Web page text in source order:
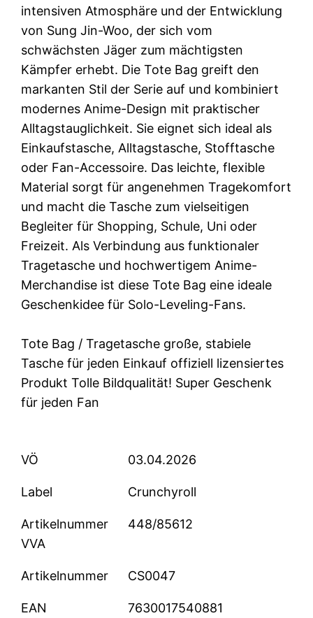
intensiven Atmosphäre und der Entwicklung
von Sung Jin-Woo, der sich vom
schwächsten Jäger zum mächtigsten
Kämpfer erhebt. Die Tote Bag greift den
markanten Stil der Serie auf und kombiniert
modernes Anime-Design mit praktischer
Alltagstauglichkeit. Sie eignet sich ideal als
Einkaufstasche, Alltagstasche, Stofftasche
oder Fan-Accessoire. Das leichte, flexible
Material sorgt für angenehmen Tragekomfort
und macht die Tasche zum vielseitigen
Begleiter für Shopping, Schule, Uni oder
Freizeit. Als Verbindung aus funktionaler
Tragetasche und hochwertigem Anime-
Merchandise ist diese Tote Bag eine ideale
Geschenkidee für Solo-Leveling-Fans.
Tote Bag / Tragetasche große, stabiele
Tasche für jeden Einkauf offiziell lizensiertes
Produkt Tolle Bildqualität! Super Geschenk
für jeden Fan
VÖ 03.04.2026
Label Crunchyroll
Artikelnummer
VVA
448/85612
Artikelnummer CS0047
EAN 7630017540881